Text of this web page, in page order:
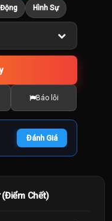
Hình Sự
Báo lỗi
Đánh Giá
Chết)